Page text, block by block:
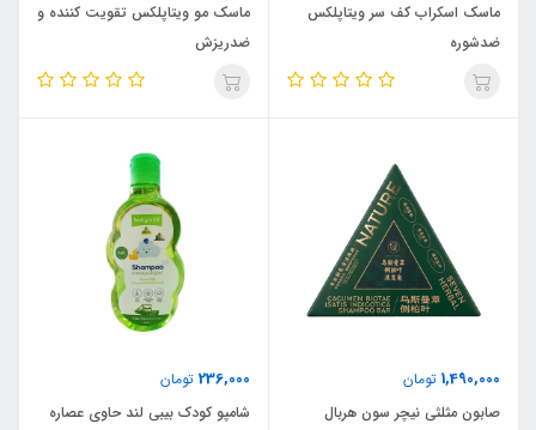
ماسک اسکراب کف سر ویتاپلکس
ضدشوره
ماسک مو ویتاپلکس تقویت کننده و
ضدریزش
1,490,000 تومان
صابون مثلثی نیچر سون هربال
236,000 تومان
شامپو کودک بیبی لند حاوی عصاره